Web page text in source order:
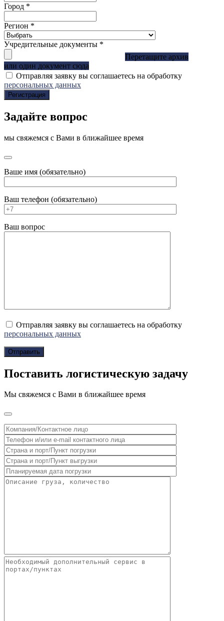
Город *
Регион *
Учредительные документы *
Перетащите архив
или один документ сюда
Отправляя заявку вы соглашаетесь на обработку
персональных данных
Регистрация
Задайте вопрос
мы свяжемся с Вами в ближайшее время
Ваше имя (обязательно)
Ваш телефон (обязательно)
Ваш вопрос
Отправляя заявку вы соглашаетесь на обработку
персональных данных
Поставить логистическую задачу
Мы свяжемся с Вами в ближайшее время